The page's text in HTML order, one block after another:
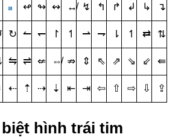
↫ ↬ ↭ ↮ ↯ ↰ ↱ ↲ ↳ ↴
↻ ↼ ↽ ↾ ↿ ⇀ ⇁ ⇂ ↿ ⇄ ⇅
⇋ ⇌ ⇍ ⇎ ⇏ ⇕ ⇖ ⇗ ⇘ ⇙ ⇚
⇠ ⇡ ⇢ ⇣ ⇤ ⇥ ⇦ ⇧ ⇨ ⇩ ⇪
hình trái tim